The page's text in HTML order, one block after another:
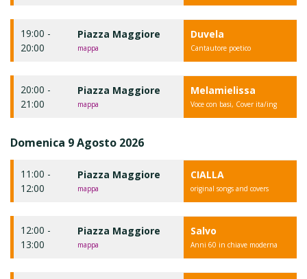
19:00 -
20:00
Piazza Maggiore
mappa
Duvela
Cantautore poetico
20:00 -
21:00
Piazza Maggiore
mappa
Melamielissa
Voce con basi, Cover ita/ing
Domenica 9 Agosto 2026
11:00 -
12:00
Piazza Maggiore
mappa
CIALLA
original songs and covers
12:00 -
13:00
Piazza Maggiore
mappa
Salvo
Anni 60 in chiave moderna